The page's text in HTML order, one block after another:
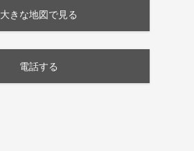
大きな地図で見る
電話する